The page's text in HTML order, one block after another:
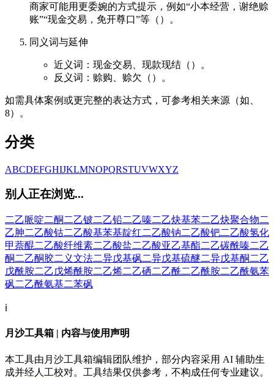
商家可能用更委婉的方式提示，例如“小本经营，谢绝赊
账”“现金交易，免开尊口”等（）。
同义词与延伸
近义词：现金交易、现款现结（）。
反义词：赊购、赊欠（）。
如需具体案例或更完整的表达方式，可参考相关来源（如、
8）。
分类
ABCDEFGHIJKLMNOPQRSTUVWXYZ
别人正在浏览...
二乙哌啶二酮 二乙铍二乙铅二乙嗪二乙炔基苯二乙炔聚合物二
乙胂二乙酸钴二乙酸基苯基靛红二乙酸钠二乙酸钯二乙酸氢化
甲萘醌二乙酸纤维素二乙酸盐二乙酸亚乙基酯二乙碳酰嗪二乙
酮 二乙酮胶二义文法二异戊基砜二异戊基硫醚二异戊基酮 二乙
戊酰胺二乙戊烯酰胺二乙烯二乙硒二乙酰二乙酰胺二乙酰氨苯
砜二乙酰氨基二苯砜
ℹ️
月沙工具箱 | 内容与使用声明
本工具由月沙工具箱编辑团队维护，部分内容采用 AI 辅助生
成并经人工校对。工具结果仅供参考，不构成任何专业建议。